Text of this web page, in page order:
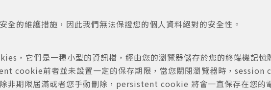
全的維護措施，因此我們無法保證您的個人資料絕對的安全性。
，它們是一種小型的資訊檔，經由您的瀏覽器儲存於您的終端機記
cookie前者並未設置一定的保存期限，當您關閉瀏覽器時，session
非期限屆滿或者您手動刪除，persistent cookie 將會一直保存在您的